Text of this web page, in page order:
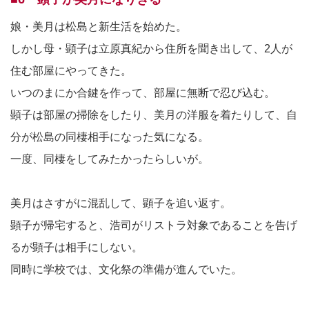
娘・美月は松島と新生活を始めた。
しかし母・顕子は立原真紀から住所を聞き出して、2人が
住む部屋にやってきた。
いつのまにか合鍵を作って、部屋に無断で忍び込む。
顕子は部屋の掃除をしたり、美月の洋服を着たりして、自
分が松島の同棲相手になった気になる。
一度、同棲をしてみたかったらしいが。
美月はさすがに混乱して、顕子を追い返す。
顕子が帰宅すると、浩司がリストラ対象であることを告げ
るが顕子は相手にしない。
同時に学校では、文化祭の準備が進んでいた。